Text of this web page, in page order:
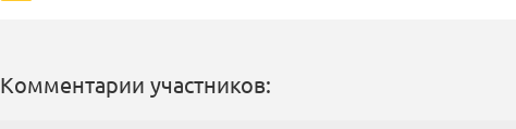
Комментарии участников: